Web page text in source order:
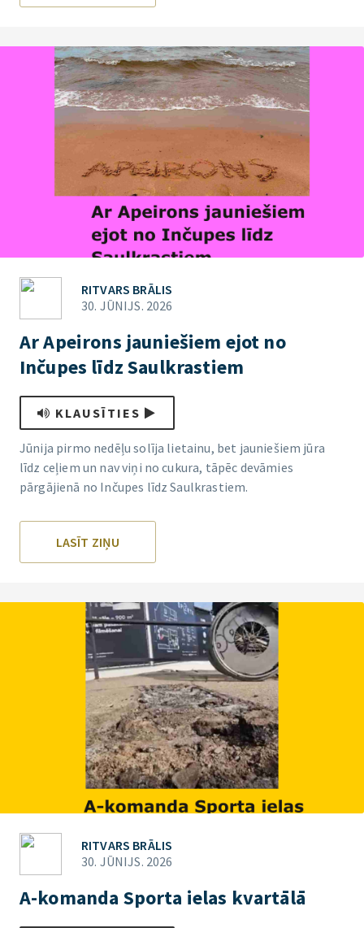
RITVARS BRĀLIS
30. JŪNIJS. 2026
Ar Apeirons jauniešiem ejot no
Inčupes līdz Saulkrastiem
KLAUSĪTIES
Jūnija pirmo nedēļu solīja lietainu, bet jauniešiem jūra
līdz ceļiem un nav viņi no cukura, tāpēc devāmies
pārgājienā no Inčupes līdz Saulkrastiem.
LASĪT ZIŅU
RITVARS BRĀLIS
30. JŪNIJS. 2026
A-komanda Sporta ielas kvartālā